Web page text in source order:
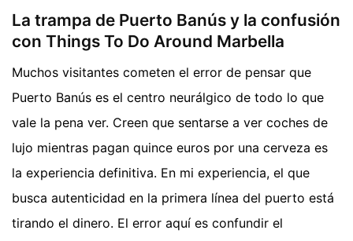
La trampa de Puerto Banús y la confusión
con Things To Do Around Marbella
Muchos visitantes cometen el error de pensar que
Puerto Banús es el centro neurálgico de todo lo que
vale la pena ver. Creen que sentarse a ver coches de
lujo mientras pagan quince euros por una cerveza es
la experiencia definitiva. En mi experiencia, el que
busca autenticidad en la primera línea del puerto está
tirando el dinero. El error aquí es confundir el